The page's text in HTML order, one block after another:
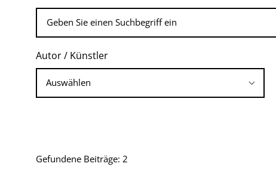
Autor / Künstler
Gefundene Beiträge: 2